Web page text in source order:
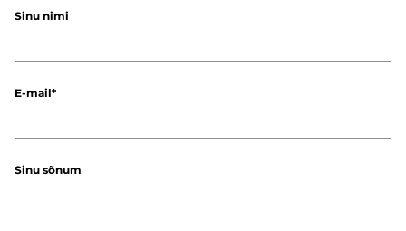
Sinu nimi
E-mail
Sinu sõnum